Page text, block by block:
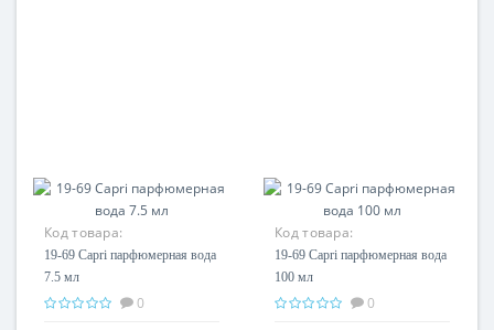
Код товара:
19-69 Capri парфюмерная вода
7.5 мл
0
Код товара:
19-69 Capri парфюмерная вода
100 мл
0